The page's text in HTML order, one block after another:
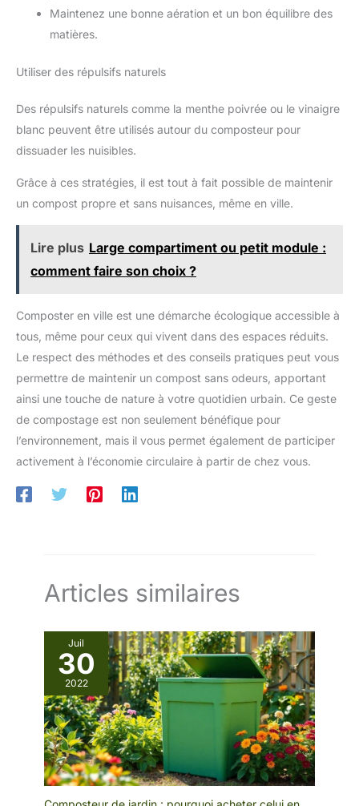
Maintenez une bonne aération et un bon équilibre des
matières.
Utiliser des répulsifs naturels
Des répulsifs naturels comme la menthe poivrée ou le vinaigre
blanc peuvent être utilisés autour du composteur pour
dissuader les nuisibles.
Grâce à ces stratégies, il est tout à fait possible de maintenir
un compost propre et sans nuisances, même en ville.
Lire plus Large compartiment ou petit module :
comment faire son choix ?
Composter en ville est une démarche écologique accessible à
tous, même pour ceux qui vivent dans des espaces réduits.
Le respect des méthodes et des conseils pratiques peut vous
permettre de maintenir un compost sans odeurs, apportant
ainsi une touche de nature à votre quotidien urbain. Ce geste
de compostage est non seulement bénéfique pour
l’environnement, mais il vous permet également de participer
activement à l’économie circulaire à partir de chez vous.
Articles similaires
Juil
30
2022